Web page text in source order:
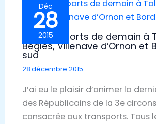
Déc
28
2015
Les transports de demain à
Bègles, Villenave d’Ornon et
sud
28 décembre 2015
J’ai eu le plaisir d’animer la
des Républicains de la 3e
consacrée aux transports. Tous